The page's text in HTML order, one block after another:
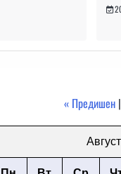
« Предишен